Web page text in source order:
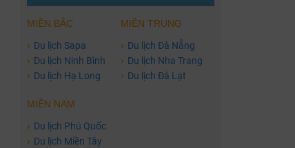
MIỀN BẮC
› Du lịch Sapa
› Du lịch Ninh Bình
› Du lịch Hạ Long
MIỀN TRUNG
› Du lịch Đà Nẵng
› Du lịch Nha Trang
› Du lịch Đà Lạt
MIỀN NAM
› Du lịch Phú Quốc
› Du lịch Miền Tây